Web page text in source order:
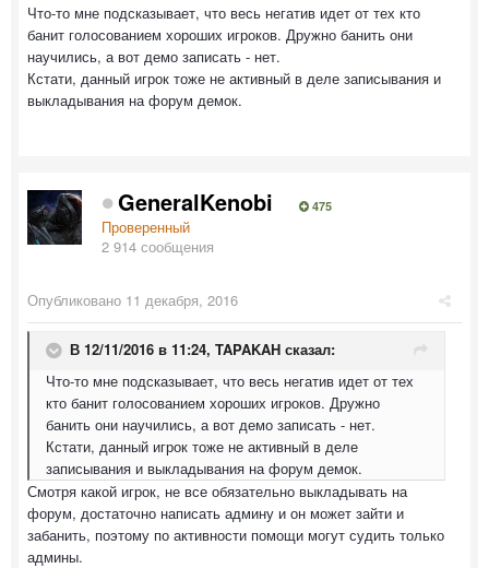
Что-то мне подсказывает, что весь негатив идет от тех кто
банит голосованием хороших игроков. Дружно банить они
научились, а вот демо записать - нет.
Кстати, данный игрок тоже не активный в деле записывания и
выкладывания на форум демок.
GeneralKenobi 475
Проверенный
2 914 сообщения
Опубликовано 11 декабря, 2016
В 12/11/2016 в 11:24, TAPAKAH сказал:
Что-то мне подсказывает, что весь негатив идет от тех
кто банит голосованием хороших игроков. Дружно
банить они научились, а вот демо записать - нет.
Кстати, данный игрок тоже не активный в деле
записывания и выкладывания на форум демок.
Смотря какой игрок, не все обязательно выкладывать на
форум, достаточно написать админу и он может зайти и
забанить, поэтому по активности помощи могут судить только
админы.